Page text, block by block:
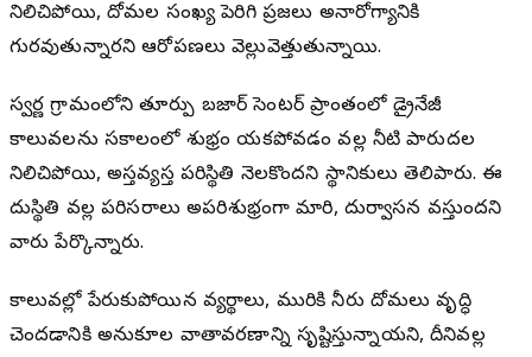
నిలిచిపోయి, దోమల సంఖ్య పెరిగి ప్రజలు అనారోగ్యానికి
గురవుతున్నారని ఆరోపణలు వెల్లువెత్తుతున్నాయి.
స్వర్ణ గ్రామంలోని తూర్పు బజార్ సెంటర్ ప్రాంతంలో డ్రైనేజీ
కాలువలను సకాలంలో శుభ్రం చేయకపోవడం వల్ల నీటి పారుదల
నిలిచిపోయి, అస్తవ్యస్త పరిస్థితి నెలకొందని స్థానికులు తెలిపారు. ఈ
దుస్థితి వల్ల పరిసరాలు అపరిశుభ్రంగా మారి, దుర్వాసన వస్తుందని
వారు పేర్కొన్నారు.
కాలువల్లో పేరుకుపోయిన వ్యర్థాలు, మురికి నీరు దోమలు వృద్ధి
చెందడానికి అనుకూల వాతావరణాన్ని సృష్టిస్తున్నాయని, దీనివల్ల